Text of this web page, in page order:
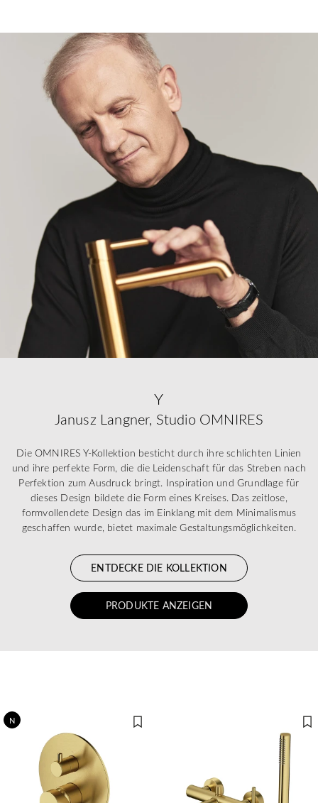
Y
Janusz Langner, Studio OMNIRES
Die OMNIRES Y-Kollektion besticht durch ihre schlichten Linien
und ihre perfekte Form, die die Leidenschaft für das Streben nach
Perfektion zum Ausdruck bringt. Inspiration und Grundlage für
dieses Design bildete die Form eines Kreises. Das zeitlose,
formvollendete Design das im Einklang mit dem Minimalismus
geschaffen wurde, bietet maximale Gestaltungsmöglichkeiten.
ENTDECKE DIE KOLLEKTION
PRODUKTE ANZEIGEN
N